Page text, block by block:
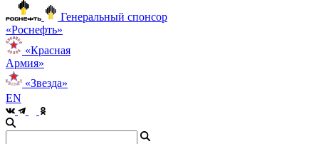
Генеральный спонсор
«Роснефть»
«Красная
Армия»
«Звезда»
EN